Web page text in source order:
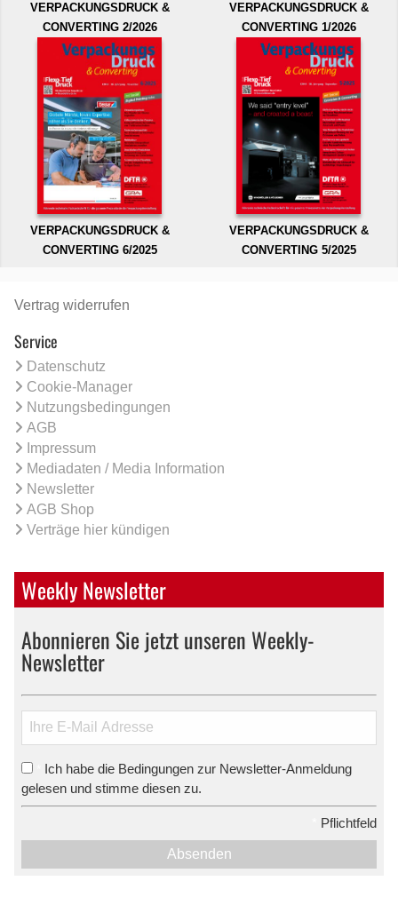
VERPACKUNGSDRUCK &
CONVERTING 2/2026
VERPACKUNGSDRUCK &
CONVERTING 1/2026
VERPACKUNGSDRUCK &
CONVERTING 6/2025
VERPACKUNGSDRUCK &
CONVERTING 5/2025
Vertrag widerrufen
Service
Datenschutz
Cookie-Manager
Nutzungsbedingungen
AGB
Impressum
Mediadaten / Media Information
Newsletter
AGB Shop
Verträge hier kündigen
Weekly Newsletter
Abonnieren Sie jetzt unseren Weekly-
Newsletter
Ich habe die Bedingungen zur Newsletter-Anmeldung
gelesen und stimme diesen zu.
Pflichtfeld
Absenden